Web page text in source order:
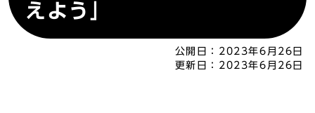
えよう」
公開日： 2023年6月26日
更新日： 2023年6月26日